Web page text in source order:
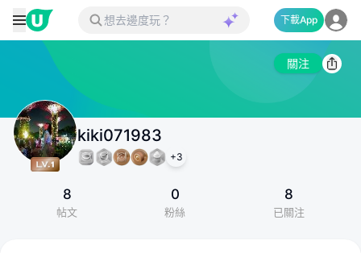
下載App
關注
kiki071983
+3
8
帖文
0
粉絲
8
已關注